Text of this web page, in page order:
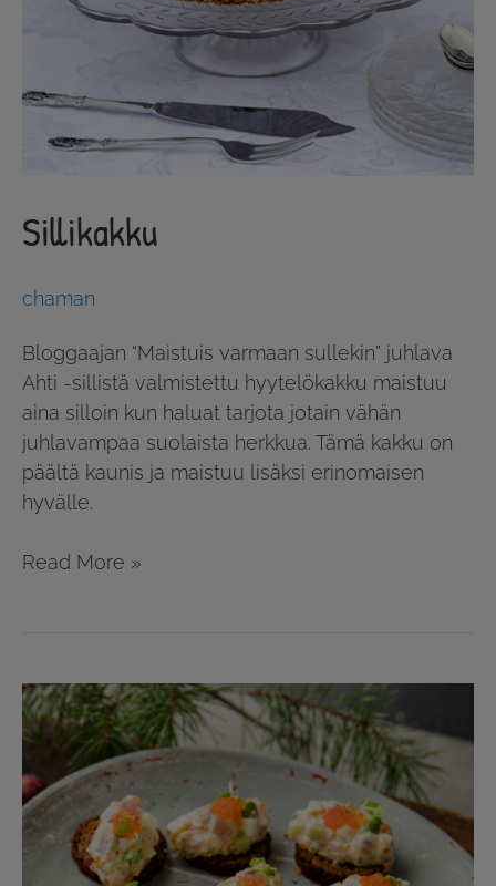
Sillikakku
chaman
Bloggaajan “Maistuis varmaan sullekin” juhlava
Ahti -sillistä valmistettu hyytelökakku maistuu
aina silloin kun haluat tarjota jotain vähän
juhlavampaa suolaista herkkua. Tämä kakku on
päältä kaunis ja maistuu lisäksi erinomaisen
hyvälle.
Read More »
Sillikaviaari